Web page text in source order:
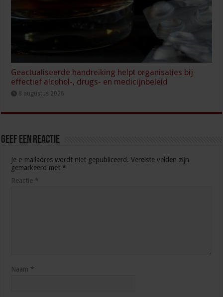
Geactualiseerde handreiking helpt organisaties bij
effectief alcohol-, drugs- en medicijnbeleid
8 augustus 2026
Geef een reactie
Je e-mailadres wordt niet gepubliceerd. Vereiste velden zijn
gemarkeerd met *
Reactie *
Naam *